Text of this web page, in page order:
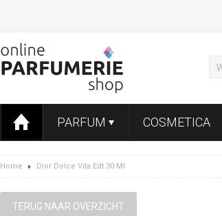
PARFUM COSMETICA
Home Dior Dolce Vita Edt 30 Ml
TERUG NAAR OVERZICHT